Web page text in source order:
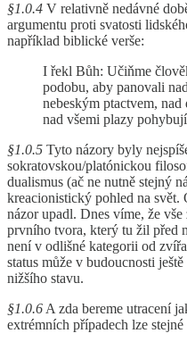
§1.0.4 V relativně nedávné
argumentu proti svatosti
například biblické verše:
I řekl Bůh: Učiňme
podobu, aby panovali
nebeským ptactvem,
nad všemi plazy
§1.0.5 Tyto názory byly
sokratovskou/platónickou
dualismus (ač ne nutně stejný
kreacionistický pohled na svět.
názor upadl. Dnes víme, že
prvního tvora, který tu žil před
není v odlišné kategorii od
status může v budoucnosti
nižšího stavu.
§1.0.6 A zda bereme utracení
extrémních případech lze